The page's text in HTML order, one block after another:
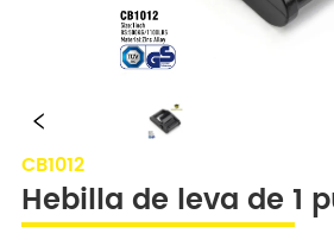
CB1012
Hebilla de leva de 1